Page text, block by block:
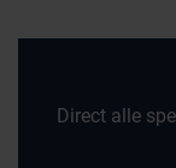
Direct alle